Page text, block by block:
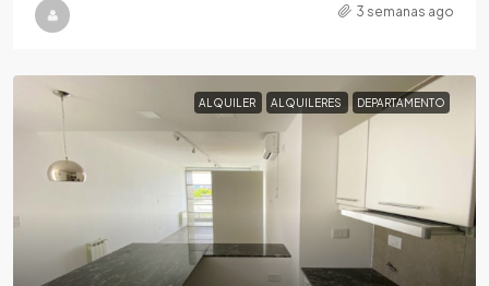
3 semanas ago
ALQUILER ALQUILERES DEPARTAMENTO